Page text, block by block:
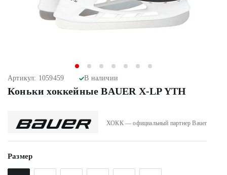
Артикул: 1059459 В наличии
Коньки хоккейные BAUER X-LP YTH
ХОКК — официальный партнер Bauer
Размер